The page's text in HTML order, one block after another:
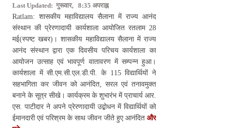
Last Updated: गुरूवार, 8:35 अपराह्न
Ratlam: शासकीय महाविद्यालय सैलाना में राज्य आनंद
संस्थान की प्रेरणादायी कार्यशाला आयोजित रतलाम 28
मई(स्पष्ट खबर)। शासकीय महाविद्यालय सैलाना में राज्य
आनंद संस्थान द्वारा एक दिवसीय परिचय कार्यशाला का
आयोजन उत्साह एवं भावपूर्ण वातावरण में सम्पन्न हुआ।
कार्यशाला में सी.एम.सी.एल.डी.पी. के 115 विद्यार्थियों ने
सहभागिता कर जीवन को आनंदित, सरल एवं तनावमुक्त
बनाने के सूत्र सीखे। कार्यक्रम के शुभारंभ में प्राचार्य आर.
एस. पाटीदार ने अपने प्रेरणादायी उद्बोधन में विद्यार्थियों को
ईमानदारी एवं परिश्रम के साथ जीवन जीते हुए आनंदित और